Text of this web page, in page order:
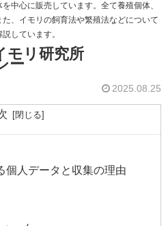
中心に販売しています。全て養殖個体、
、イモリの飼育法や繁殖法などについて
しています。
モリ研究所
ー
2025.08.25
個人データと収集の理由